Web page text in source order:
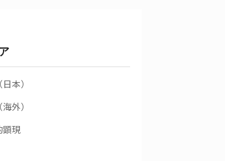
本）
外）
顕現